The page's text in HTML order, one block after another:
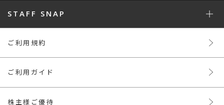
STAFF SNAP
ご利用規約
ご利用ガイド
株主様ご優待